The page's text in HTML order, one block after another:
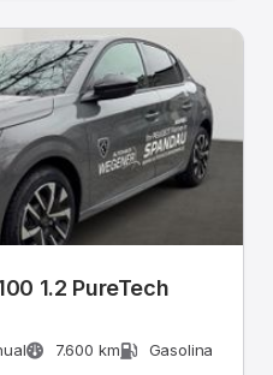
1.2 PureTech
7.600 km
Gasolina